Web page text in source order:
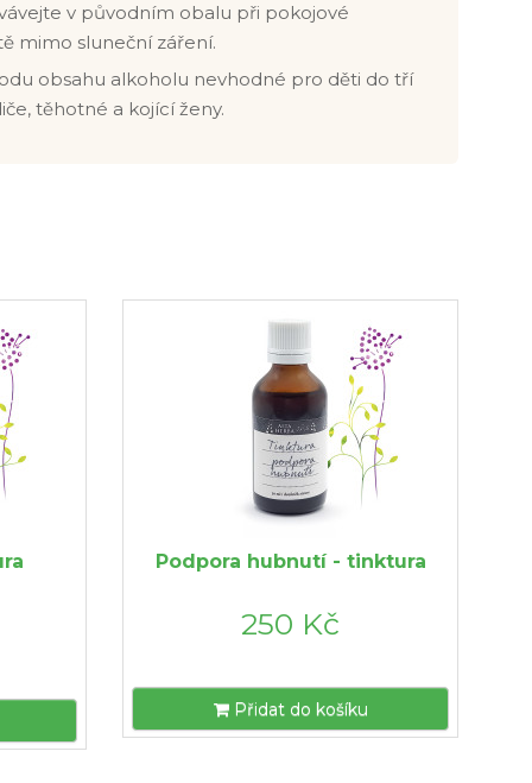
v původním obalu při pokojové
mimo sluneční záření.
obsahu alkoholu nevhodné pro děti do tří
těhotné a kojící ženy.
Podpora hubnutí - tinktura
250 Kč
Přidat do košíku